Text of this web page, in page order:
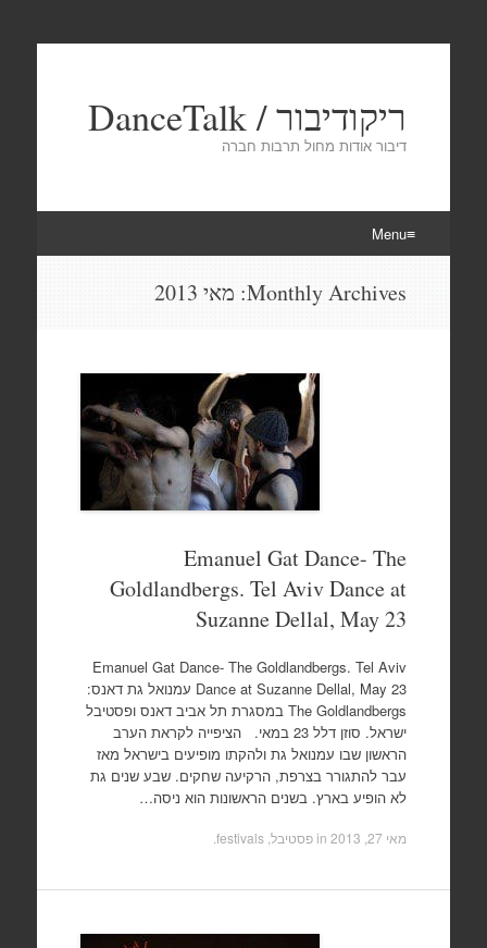
ריקודיבור / DanceTalk
דיבור אודות מחול תרבות חברה
Menu
Monthly Archives: מאי 2013
Emanuel Gat Dance- The
Goldlandbergs. Tel Aviv Dance at
Suzanne Dellal, May 23
Emanuel Gat Dance- The Goldlandbergs. Tel Aviv
Dance at Suzanne Dellal, May 23 עמנואל גת דאנס:
The Goldlandbergs במסגרת תל אביב דאנס ופסטיבל
ישראל. סוזן דלל 23 במאי. הציפייה לקראת הערב
הראשון שבו עמנואל גת ולהקתו מופיעים בישראל מאז
עבר להתגורר בצרפת, הרקיעה שחקים. שבע שנים גת
לא הופיע בארץ. בשנים הראשונות הוא ניסה…
מאי 27, 2013 in פסטיבל, festivals .